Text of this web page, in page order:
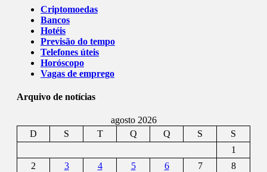
Criptomoedas
Bancos
Hotéis
Previsão do tempo
Telefones úteis
Horóscopo
Vagas de emprego
Arquivo de notícias
agosto 2026
D
S T Q Q S
S
1
2
3 4 5 6 7
8